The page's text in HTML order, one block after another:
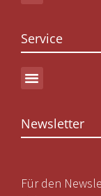
Service
Newsletter
Für den